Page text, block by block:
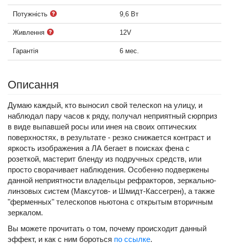
Потужність 9,6 Вт
Живлення 12V
Гарантія 6 мес.
Описання
Думаю каждый, кто выносил свой телескоп на улицу, и
наблюдал пару часов к ряду, получал неприятный сюрприз
в виде выпавшей росы или инея на своих оптических
поверхностях, в результате - резко снижается контраст и
яркость изображения а ЛА бегает в поисках фена с
розеткой, мастерит бленду из подручных средств, или
просто сворачивает наблюдения. Особенно подвержены
данной неприятности владельцы рефракторов, зеркально-
линзовых систем (Максутов- и Шмидт-Кассегрен), а также
"ферменных" телескопов ньютона с открытым вторичным
зеркалом.
Вы можете прочитать о том, почему происходит данный
эффект, и как с ним бороться по ссылке.